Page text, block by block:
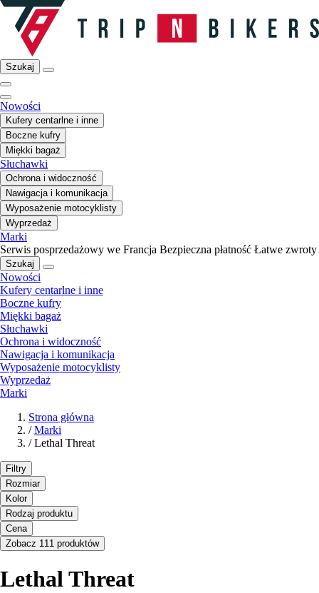
Szukaj
Nowości
Kufery centarlne i inne
Boczne kufry
Miękki bagaż
Słuchawki
Ochrona i widoczność
Nawigacja i komunikacja
Wyposażenie motocyklisty
Wyprzedaż
Marki
Serwis posprzedażowy we Francja Bezpieczna płatność Łatwe zwroty
Szukaj
Nowości
Kufery centarlne i inne
Boczne kufry
Miękki bagaż
Słuchawki
Ochrona i widoczność
Nawigacja i komunikacja
Wyposażenie motocyklisty
Wyprzedaż
Marki
Strona główna
/ Marki
/ Lethal Threat
Filtry
Rozmiar
Kolor
Rodzaj produktu
Cena
Zobacz 111 produktów
Lethal Threat